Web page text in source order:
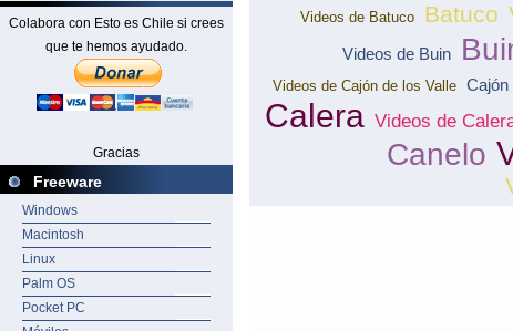
Colabora con Esto es Chile si crees
que te hemos ayudado.
Gracias
Freeware
Windows
Macintosh
Linux
Palm OS
Pocket PC
Videos de Batuco Batuco
Videos de Buin
Videos de Cajón de los Valle Cajón
Calera Videos de
Canelo